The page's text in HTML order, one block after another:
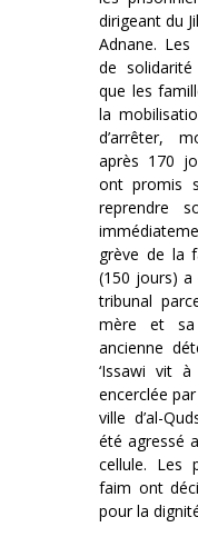
dirigeant du
Adnane. Les
de
que les
la
d’arrêter,
après 170
ont promis
reprendre
grève de la
(150 jours) a
tribunal
mère et
ancienne
‘Issawi vit
encerclée
ville d’al-
été agressé
cellule. Les
faim ont
pour la